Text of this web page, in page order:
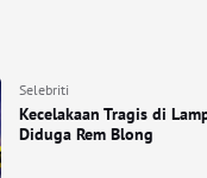
Selebriti
Kecelakaan Tragis di
Diduga Rem Blong